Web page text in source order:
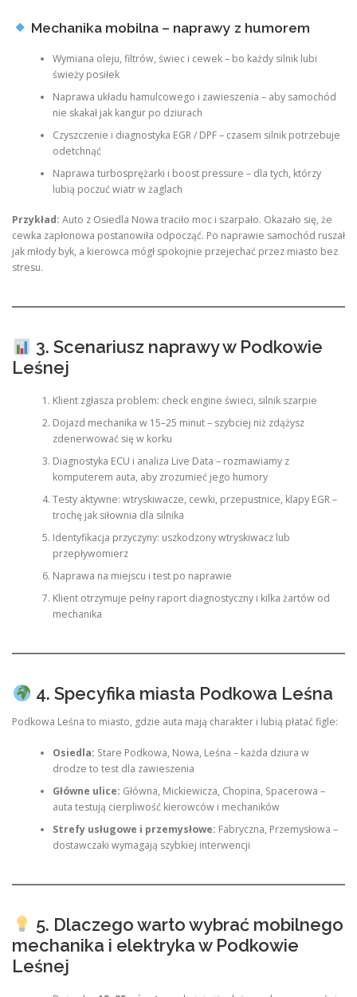
Mechanika mobilna – naprawy z humorem
Wymiana oleju, filtrów, świec i cewek – bo każdy silnik lubi
świeży posiłek
Naprawa układu hamulcowego i zawieszenia – aby samochód
nie skakał jak kangur po dziurach
Czyszczenie i diagnostyka EGR / DPF – czasem silnik potrzebuje
odetchnąć
Naprawa turbosprężarki i boost pressure – dla tych, którzy
lubią poczuć wiatr w żaglach
Przykład: Auto z Osiedla Nowa traciło moc i szarpało. Okazało się, że
cewka zapłonowa postanowiła odpocząć. Po naprawie samochód ruszał
jak młody byk, a kierowca mógł spokojnie przejechać przez miasto bez
stresu.
3. Scenariusz naprawy w Podkowie
Leśnej
Klient zgłasza problem: check engine świeci, silnik szarpie
Dojazd mechanika w 15–25 minut – szybciej niż zdążysz
zdenerwować się w korku
Diagnostyka ECU i analiza Live Data – rozmawiamy z
komputerem auta, aby zrozumieć jego humory
Testy aktywne: wtryskiwacze, cewki, przepustnice, klapy EGR –
trochę jak siłownia dla silnika
Identyfikacja przyczyny: uszkodzony wtryskiwacz lub
przepływomierz
Naprawa na miejscu i test po naprawie
Klient otrzymuje pełny raport diagnostyczny i kilka żartów od
mechanika
4. Specyfika miasta Podkowa Leśna
Podkowa Leśna to miasto, gdzie auta mają charakter i lubią płatać figle:
Osiedla: Stare Podkowa, Nowa, Leśna – każda dziura w
drodze to test dla zawieszenia
Główne ulice: Główna, Mickiewicza, Chopina, Spacerowa –
auta testują cierpliwość kierowców i mechaników
Strefy usługowe i przemysłowe: Fabryczna, Przemysłowa –
dostawczaki wymagają szybkiej interwencji
5. Dlaczego warto wybrać mobilnego
mechanika i elektryka w Podkowie
Leśnej